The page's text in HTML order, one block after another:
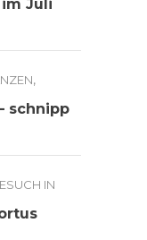
Juli
,
schnipp
IN